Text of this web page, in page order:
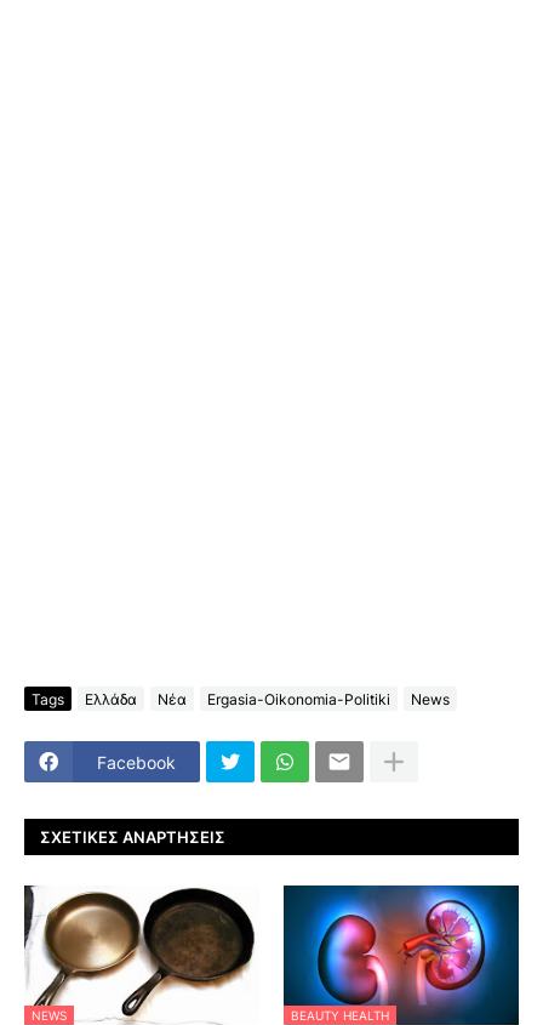
Tags Ελλάδα Νέα Ergasia-Oikonomia-Politiki News
Facebook
ΣΧΕΤΙΚΈΣ ΑΝΑΡΤΉΣΕΙΣ
NEWS BEAUTY HEALTH